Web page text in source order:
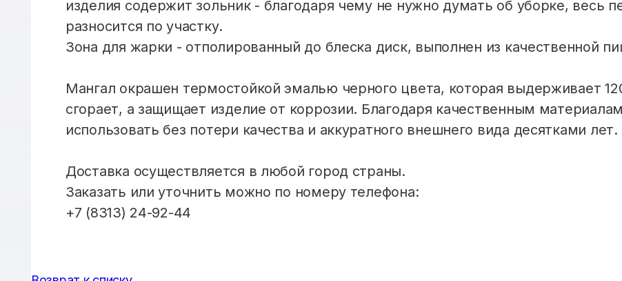
изделия содержит зольник - благодаря чему не нужно думать об уборке, весь
разносится по участку.
Зона для жарки - отполированный до блеска диск, выполнен из качественной
Мангал окрашен термостойкой эмалью черного цвета, которая выдерживает
сгорает, а защищает изделие от коррозии. Благодаря качественным
использовать без потери качества и аккуратного внешнего вида десятками лет.
Доставка осуществляется в любой город страны.
Заказать или уточнить можно по номеру телефона:
+7 (8313) 24-92-44